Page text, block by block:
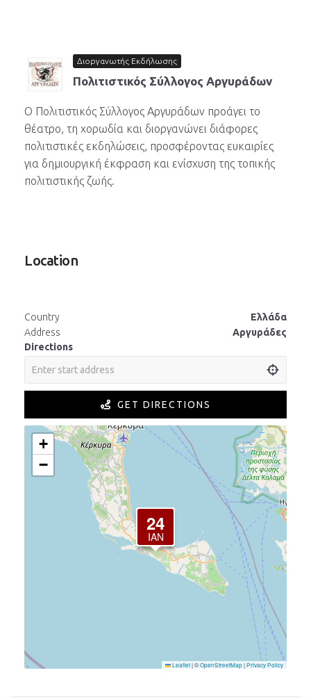
Διοργανωτής Εκδήλωσης
Πολιτιστικός Σύλλογος Αργυράδων
Ο Πολιτιστικός Σύλλογος Αργυράδων προάγει το
θέατρο, τη χορωδία και διοργανώνει διάφορες
πολιτιστικές εκδηλώσεις, προσφέροντας ευκαιρίες
για δημιουργική έκφραση και ενίσχυση της τοπικής
πολιτιστικής ζωής.
Location
Country
Ελλάδα
Address
Αργυράδες
Directions
GET DIRECTIONS
24
ΙΑΝ
+
−
Leaflet|©OpenStreetMap|Privacy Policy